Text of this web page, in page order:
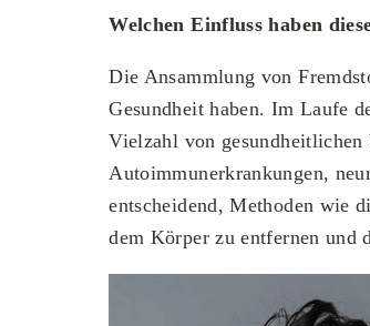
Welchen Einfluss haben
Die Ansammlung von
Gesundheit haben. Im Laufe
Vielzahl von gesundheitlichen
Autoimmunerkrankungen,
entscheidend, Methoden wie
dem Körper zu entfernen und